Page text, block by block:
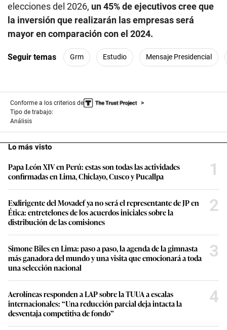
elecciones del 2026, un 45% de ejecutivos cree que
la inversión que realizarán las empresas será
mayor en comparación con el 2024.
Seguir temas Grm Estudio Mensaje Presidencial
Conforme a los criterios de
Tipo de trabajo:
Análisis
Lo más visto
Papa León XIV en Perú: estas son todas las actividades
confirmadas en Lima, Chiclayo, Cusco y Pucallpa
1
Exdirigente del Movadef ya no será el representante de JP en
Ética: entretelones de los acuerdos iniciales sobre la
distribución de las comisiones
2
Simone Biles en Lima: paso a paso, la agenda de la gimnasta
más ganadora del mundo y una visita que emocionará a toda
una selección nacional
3
Aerolíneas responden a LAP sobre la TUUA a escalas
internacionales: “Una reducción parcial deja intacta la
desventaja competitiva de fondo”
4